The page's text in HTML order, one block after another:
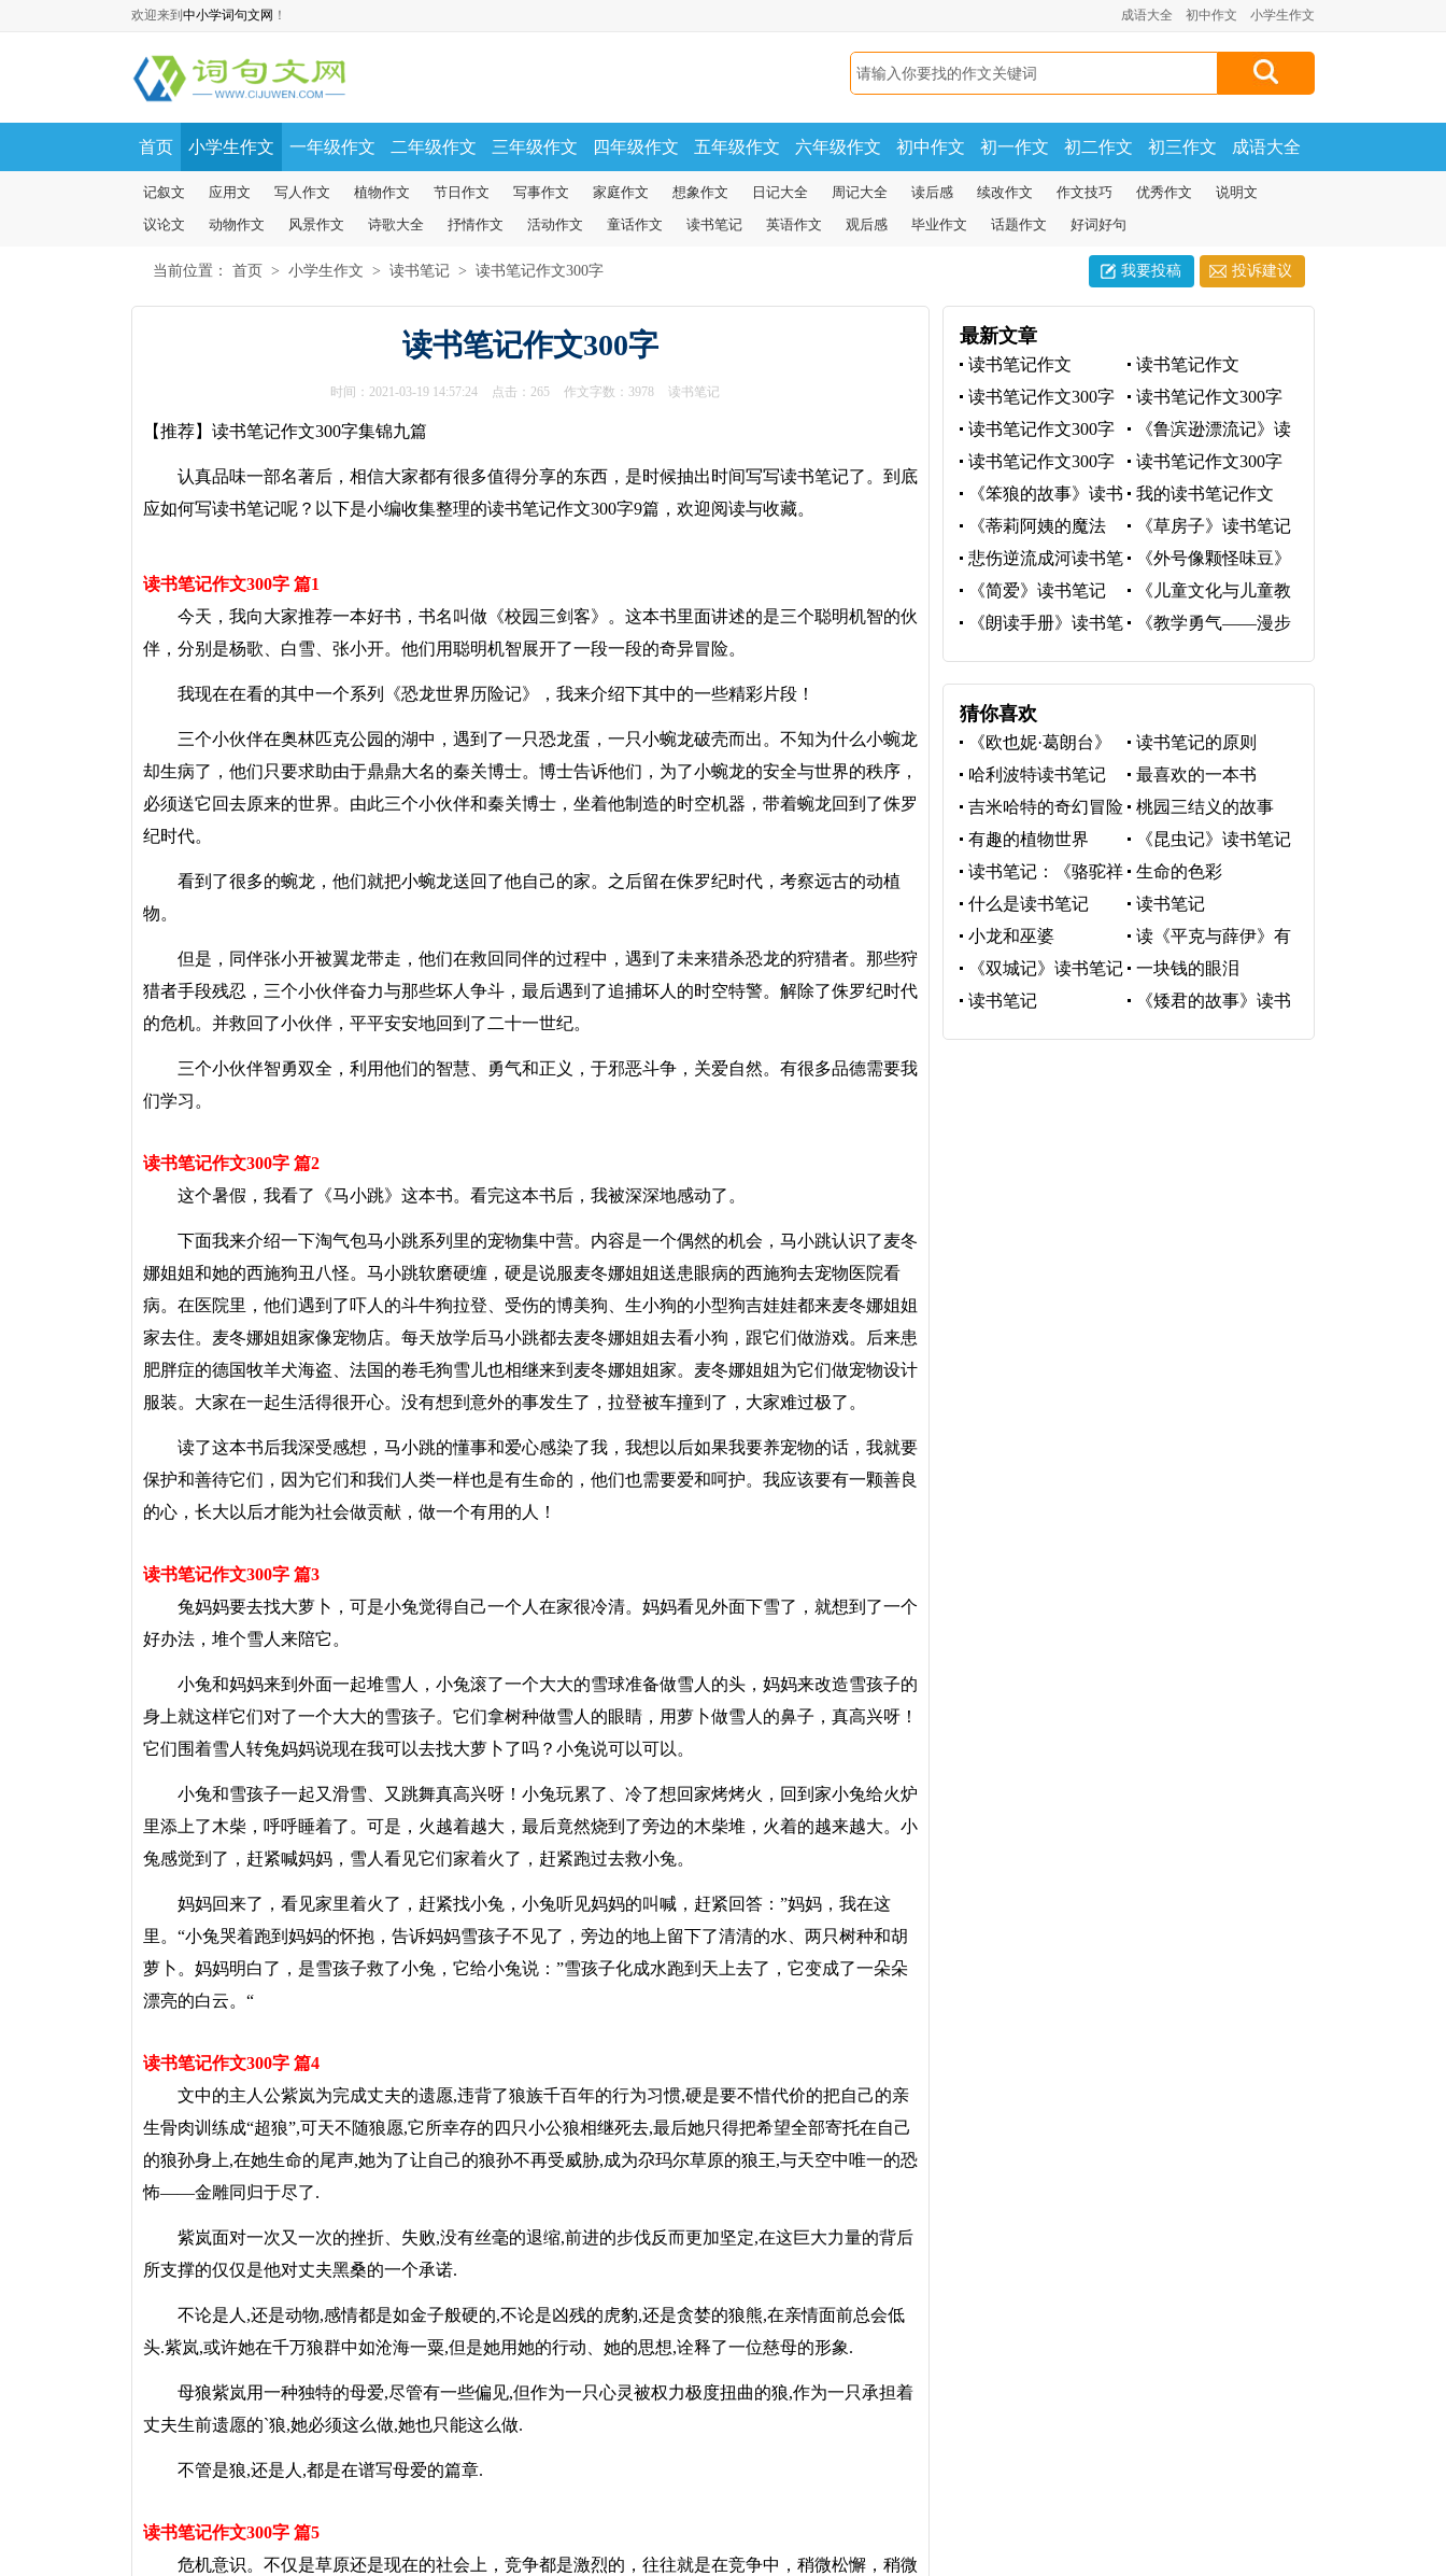
欢迎来到 中小学词句文网 ！ 小学生作文
初中作文
成语大全
首页 小学生作文 一年级作文 二年级作文 三年级作文 四年级作文 五年级作文 六年级作文 初中作文 初一作文 初二作文 初三作文 成语大全
记叙文 应用文 写人作文 植物作文 节日作文 写事作文 家庭作文 想象作文 日记大全 周记大全 读后感 续改作文 作文技巧 优秀作文
说明文
议论文
动物作文 风景作文 诗歌大全 抒情作文 活动作文 童话作文 读书笔记 英语作文 观后感 毕业作文 话题作文 好词好句
当前位置： 首页 > 小学生作文 > 读书笔记 > 读书笔记作文300字 我要投稿 投诉建议
读书笔记作文300字
时间：2021-03-19 14:57:24 点击： 265 作文字数：3978 读书笔记
【推荐】读书笔记作文300字集锦九篇
认真品味一部名著后，相信大家都有很多值得分享的东西，是时候抽出时间写写读书笔记了。到底
应如何写读书笔记呢？以下是小编收集整理的读书笔记作文300字9篇，欢迎阅读与收藏。
读书笔记作文300字 篇1
今天，我向大家推荐一本好书，书名叫做《校园三剑客》。这本书里面讲述的是三个聪明机智的伙
伴，分别是杨歌、白雪、张小开。他们用聪明机智展开了一段一段的奇异冒险。
我现在在看的其中一个系列《恐龙世界历险记》，我来介绍下其中的一些精彩片段！
三个小伙伴在奥林匹克公园的湖中，遇到了一只恐龙蛋，一只小蜿龙破壳而出。不知为什么小蜿龙
却生病了，他们只要求助由于鼎鼎大名的秦关博士。博士告诉他们，为了小蜿龙的安全与世界的秩序，
必须送它回去原来的世界。由此三个小伙伴和秦关博士，坐着他制造的时空机器，带着蜿龙回到了侏罗
纪时代。
看到了很多的蜿龙，他们就把小蜿龙送回了他自己的家。之后留在侏罗纪时代，考察远古的动植
物。
但是，同伴张小开被翼龙带走，他们在救回同伴的过程中，遇到了未来猎杀恐龙的狩猎者。那些狩
猎者手段残忍，三个小伙伴奋力与那些坏人争斗，最后遇到了追捕坏人的时空特警。解除了侏罗纪时代
的危机。并救回了小伙伴，平平安安地回到了二十一世纪。
三个小伙伴智勇双全，利用他们的智慧、勇气和正义，于邪恶斗争，关爱自然。有很多品德需要我
们学习。
读书笔记作文300字 篇2
这个暑假，我看了《马小跳》这本书。看完这本书后，我被深深地感动了。
下面我来介绍一下淘气包马小跳系列里的宠物集中营。内容是一个偶然的机会，马小跳认识了麦冬
娜姐姐和她的西施狗丑八怪。马小跳软磨硬缠，硬是说服麦冬娜姐姐送患眼病的西施狗去宠物医院看
病。在医院里，他们遇到了吓人的斗牛狗拉登、受伤的博美狗、生小狗的小型狗吉娃娃都来麦冬娜姐姐
家去住。麦冬娜姐姐家像宠物店。每天放学后马小跳都去麦冬娜姐姐去看小狗，跟它们做游戏。后来患
肥胖症的德国牧羊犬海盗、法国的卷毛狗雪儿也相继来到麦冬娜姐姐家。麦冬娜姐姐为它们做宠物设计
服装。大家在一起生活得很开心。没有想到意外的事发生了，拉登被车撞到了，大家难过极了。
读了这本书后我深受感想，马小跳的懂事和爱心感染了我，我想以后如果我要养宠物的话，我就要
保护和善待它们，因为它们和我们人类一样也是有生命的，他们也需要爱和呵护。我应该要有一颗善良
的心，长大以后才能为社会做贡献，做一个有用的人！
读书笔记作文300字 篇3
兔妈妈要去找大萝卜，可是小兔觉得自己一个人在家很冷清。妈妈看见外面下雪了，就想到了一个
好办法，堆个雪人来陪它。
小兔和妈妈来到外面一起堆雪人，小兔滚了一个大大的雪球准备做雪人的头，妈妈来改造雪孩子的
身上就这样它们对了一个大大的雪孩子。它们拿树种做雪人的眼睛，用萝卜做雪人的鼻子，真高兴呀！
它们围着雪人转兔妈妈说现在我可以去找大萝卜了吗？小兔说可以可以。
小兔和雪孩子一起又滑雪、又跳舞真高兴呀！小兔玩累了、冷了想回家烤烤火，回到家小兔给火炉
里添上了木柴，呼呼睡着了。可是，火越着越大，最后竟然烧到了旁边的木柴堆，火着的越来越大。小
兔感觉到了，赶紧喊妈妈，雪人看见它们家着火了，赶紧跑过去救小兔。
妈妈回来了，看见家里着火了，赶紧找小兔，小兔听见妈妈的叫喊，赶紧回答：”妈妈，我在这
里。“小兔哭着跑到妈妈的怀抱，告诉妈妈雪孩子不见了，旁边的地上留下了清清的水、两只树种和胡
萝卜。妈妈明白了，是雪孩子救了小兔，它给小兔说：”雪孩子化成水跑到天上去了，它变成了一朵朵
漂亮的白云。“
读书笔记作文300字 篇4
文中的主人公紫岚为完成丈夫的遗愿,违背了狼族千百年的行为习惯,硬是要不惜代价的把自己的亲
生骨肉训练成“超狼”,可天不随狼愿,它所幸存的四只小公狼相继死去,最后她只得把希望全部寄托在自己
的狼孙身上,在她生命的尾声,她为了让自己的狼孙不再受威胁,成为尕玛尔草原的狼王,与天空中唯一的恐
怖――金雕同归于尽了.
紫岚面对一次又一次的挫折、失败,没有丝毫的退缩,前进的步伐反而更加坚定,在这巨大力量的背后
所支撑的仅仅是他对丈夫黑桑的一个承诺.
不论是人,还是动物,感情都是如金子般硬的,不论是凶残的虎豹,还是贪婪的狼熊,在亲情面前总会低
头.紫岚,或许她在千万狼群中如沧海一粟,但是她用她的行动、她的思想,诠释了一位慈母的形象.
母狼紫岚用一种独特的母爱,尽管有一些偏见,但作为一只心灵被权力极度扭曲的狼,作为一只承担着
丈夫生前遗愿的`狼,她必须这么做,她也只能这么做.
不管是狼,还是人,都是在谱写母爱的篇章.
读书笔记作文300字 篇5
危机意识。不仅是草原还是现在的社会上，竞争都是激烈的，往往就是在竞争中，稍微松懈，稍微
最新文章
读书笔记作文
读书笔记作文
读书笔记作文300字
读书笔记作文300字
读书笔记作文300字
《鲁滨逊漂流记》读
书笔记
读书笔记作文300字
读书笔记作文300字
《笨狼的故事》读书
笔记
我的读书笔记作文
300字
《蒂莉阿姨的魔法
箱》读书笔记
《草房子》读书笔记
悲伤逆流成河读书笔
《外号像颗怪味豆》
读书笔记
《简爱》读书笔记
《儿童文化与儿童教
育》读书笔记
《朗读手册》读书笔
《教学勇气――漫步
猜你喜欢
《欧也妮·葛朗台》
读书笔记
读书笔记的原则
哈利波特读书笔记
最喜欢的一本书
吉米哈特的奇幻冒险
桃园三结义的故事
有趣的植物世界
《昆虫记》读书笔记
读书笔记：《骆驼祥
子》读书笔记
生命的色彩
什么是读书笔记
读书笔记
小龙和巫婆
读《平克与薛伊》有
《双城记》读书笔记
一块钱的眼泪
读书笔记
《矮君的故事》读书